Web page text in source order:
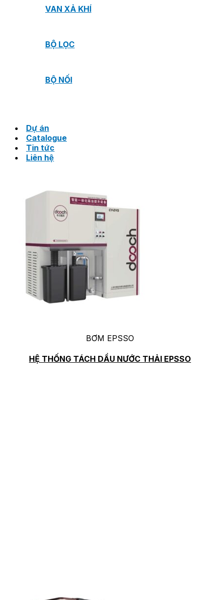
VAN XẢ KHÍ
BỘ LỌC
BỘ NỐI
Dự án
Catalogue
Tin tức
Liên hệ
kiếm:
Tiếng Việt
Tiếng Việt
Tìm
kiếm:
BƠM EPSSO
HỆ THỐNG TÁCH DẦU NƯỚC THẢI EPSSO